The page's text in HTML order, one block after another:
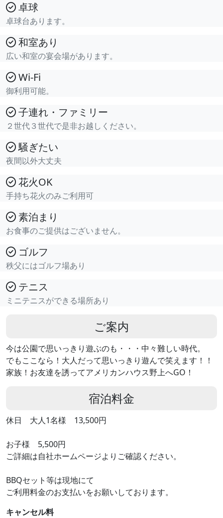
卓球
卓球台あります。
和室あり
広い和室の宴会場があります。
Wi-Fi
御利用可能。
子連れ・ファミリー
２世代３世代で是非お越しください。
騒ぎたい
夜間以外大丈夫
花火OK
手持ち花火のみご利用可
素泊まり
お食事のご提供はございません。
ゴルフ
秩父にはゴルフ場あり
テニス
ミニテニスができる場所あり
ご案内
今は公園で思いっきり遊ぶのも・・・中々難しい時代。
でもここなら！大人だって思いっきり遊んで笑えます！！
家族！お友達を誘ってアメリカンハウス野上へGO！
宿泊料金
休日 大人1名様 13,500円
お子様 5,500円
ご詳細は自社ホームページよりご確認ください。
BBQセット等は現地にて
ご利用料金のお支払いをお願いしております。
キャンセル料